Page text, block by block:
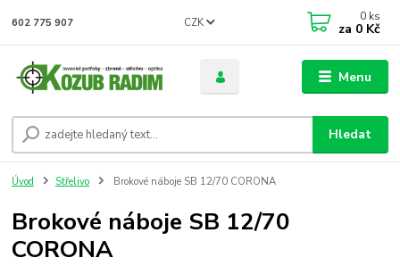
Menu
CZK
Hledat
602 775 907 0 ks
za 0 Kč
Úvod Střelivo Brokové náboje SB 12/70 CORONA
Brokové náboje SB 12/70
CORONA